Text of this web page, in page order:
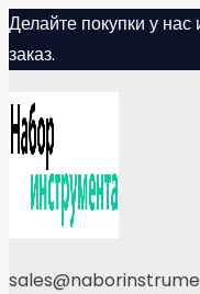
Skip
to
Делайте покупки у
заказ.